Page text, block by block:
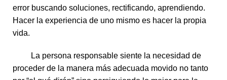
error buscando soluciones, rectificando, aprendiendo.
Hacer la experiencia de uno mismo es hacer la propia
vida.
La persona responsable siente la necesidad de
proceder de la manera más adecuada movido no tanto